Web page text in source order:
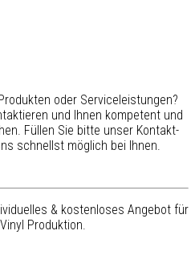
oder Serviceleistungen?
und Ihnen kompetent und
Füllen Sie bitte unser Kontakt-
schnellst möglich bei Ihnen.
& kostenloses Angebot für
Produktion.